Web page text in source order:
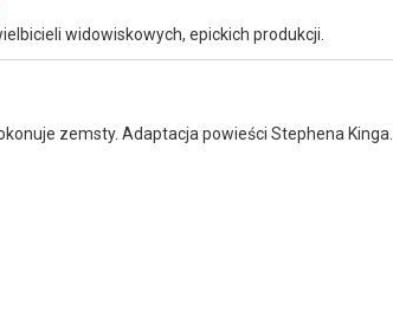
widowiskowych, epickich produkcji.
zemsty. Adaptacja powieści Stephena Kinga.